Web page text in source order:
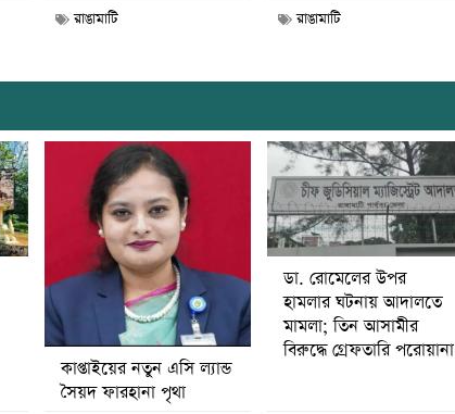
রাঙামাটি রাঙামাটি
কাপ্তাইয়ের নতুন এসি ল্যান্ড
সৈয়দ ফারহানা পৃথা
ডা. রোমেলের উপর
হামলার ঘটনায় আদালতে
মামলা; তিন আসামীর
বিরুদ্ধে গ্রেফতারি পরোয়ানা